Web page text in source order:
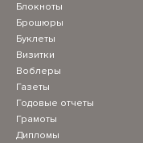
Блокноты
Брошюры
Буклеты
Визитки
Воблеры
Газеты
Годовые отчеты
Грамоты
Дипломы